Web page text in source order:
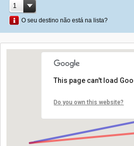
O seu destino não está na lista?
This page can't load
Do you own this website?